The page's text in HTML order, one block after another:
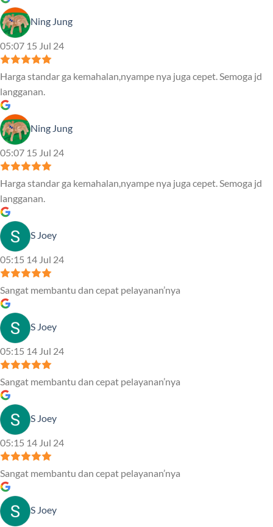
Ning Jung
05:07 15 Jul 24
Harga standar ga kemahalan,nyampe nya juga cepet. Semoga jd
langganan.
Ning Jung
05:07 15 Jul 24
Harga standar ga kemahalan,nyampe nya juga cepet. Semoga jd
langganan.
S Joey
05:15 14 Jul 24
Sangat membantu dan cepat pelayanan’nya
S Joey
05:15 14 Jul 24
Sangat membantu dan cepat pelayanan’nya
S Joey
05:15 14 Jul 24
Sangat membantu dan cepat pelayanan’nya
S Joey